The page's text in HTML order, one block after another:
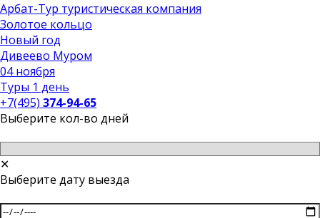
Арбат-Тур туристическая компания
Золотое кольцо
Новый год
Дивеево Муром
04 ноября
Туры 1 день
+7(495) 374-94-65
Выберите кол-во дней
✕
Выберите дату выезда